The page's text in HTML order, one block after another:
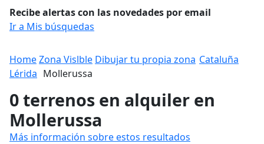
Recibe alertas con las novedades por email
Ir a Mis búsquedas
HomeZona Vislble Dibujar tu propia zona Cataluña
Lérida Mollerussa
0 terrenos en alquiler en
Mollerussa
Más información sobre estos resultados